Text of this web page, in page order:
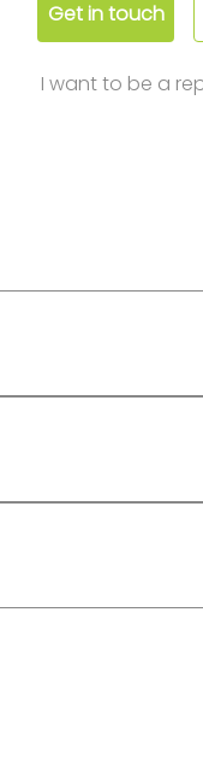
Get in touch
I want to be a